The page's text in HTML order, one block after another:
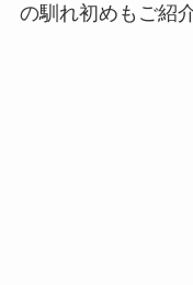
の馴れ初めもご紹